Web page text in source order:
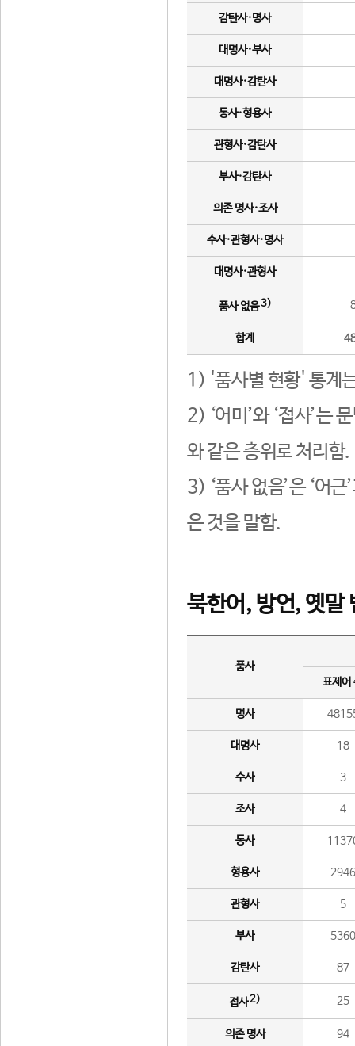
감탄사·명사
대명사·부사
대명사·감탄사
동사·형용사
관형사·감탄사
부사·감탄사
의존 명사·조사
수사·관형사·명사
대명사·관형사
품사 없음3)
합계
1) '품사별 현황' 통계
2) ‘어미’와 ‘접사’는
와 같은 층위로 처리함.
3) ‘품사 없음’은 ‘어
은 것을 말함.
북한어, 방언, 옛말
품사
표제어
명사
대명사 18
수사 3
조사 4
동사
형용사 2946
관형사 5
부사 5360
감탄사 87
접사2) 25
의존 명사 94